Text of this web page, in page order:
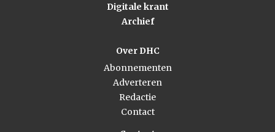
Digitale krant
Archief
Over DHC
Abonnementen
Adverteren
Redactie
Contact